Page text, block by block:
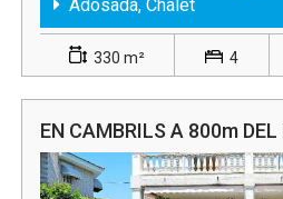
Adosada, Chalet
330 m² 4
EN CAMBRILS A 800m DEL